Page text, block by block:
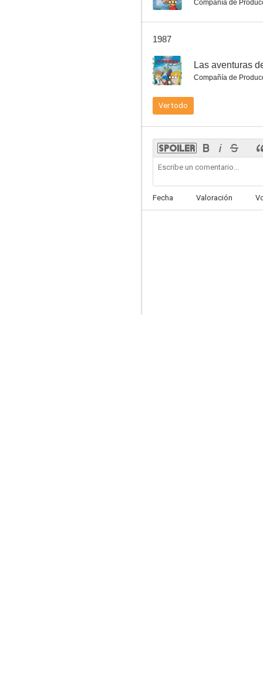
Compañía de
1987
-- Las aventuras
Compañía de
Ver todo
Fecha Valoración